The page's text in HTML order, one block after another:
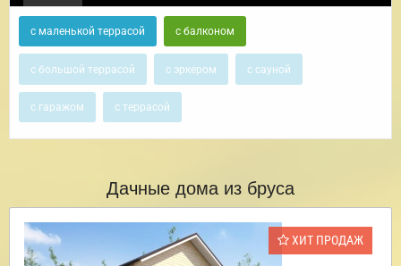
с маленькой террасой с балконом
с большой террасой с эркером с сауной
с гаражом с террасой
Дачные дома из бруса
ХИТ ПРОДАЖ